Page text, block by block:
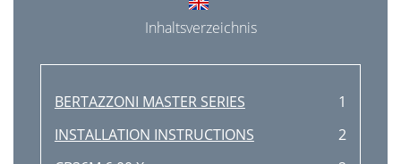
Inhaltsverzeichnis
BERTAZZONI MASTER SERIES
1
INSTALLATION INSTRUCTIONS
2